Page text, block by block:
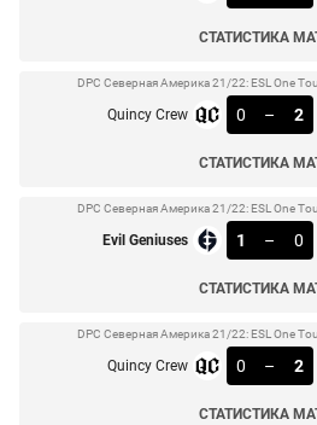
СТАТИСТИКА
DPC Северная Америка 21/22: ESL One
Quincy Crew 0 – 2
СТАТИСТИКА
DPC Северная Америка 21/22: ESL One
Evil Geniuses 1 – 0
СТАТИСТИКА
DPC Северная Америка 21/22: ESL One
Quincy Crew 0 – 2
СТАТИСТИКА